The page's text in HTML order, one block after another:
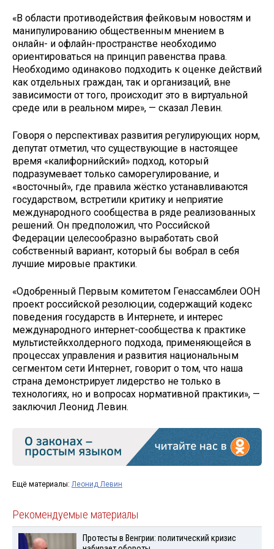
«В области противодействия фейковым новостям и
манипулированию общественным мнением в
онлайн- и офлайн-пространстве необходимо
ориентироваться на принцип равенства права.
Необходимо одинаково подходить к оценке действий
как отдельных граждан, так и организаций, вне
зависимости от того, происходит это в виртуальной
среде или в реальном мире», — сказал Левин.
Говоря о перспективах развития регулирующих норм,
депутат отметил, что существующие в настоящее
время «калифорнийский» подход, который
подразумевает только саморегулирование, и
«восточный», где правила жёстко устанавливаются
государством, встретили критику и неприятие
международного сообщества в ряде реализованных
решений. Он предположил, что Российской
Федерации целесообразно выработать свой
собственный вариант, который бы вобрал в себя
лучшие мировые практики.
«Одобренный Первым комитетом Генассамблеи ООН
проект российской резолюции, содержащий кодекс
поведения государств в Интернете, и интерес
международного интернет-сообщества к практике
мультистейкхолдерного подхода, применяющейся в
процессах управления и развития национальным
сегментом сети Интернет, говорит о том, что наша
страна демонстрирует лидерство не только в
технологиях, но и вопросах нормативной практики», —
заключил Леонид Левин.
Ещё материалы: Леонид Левин
Рекомендуемые материалы
Протесты в Венгрии: политический кризис